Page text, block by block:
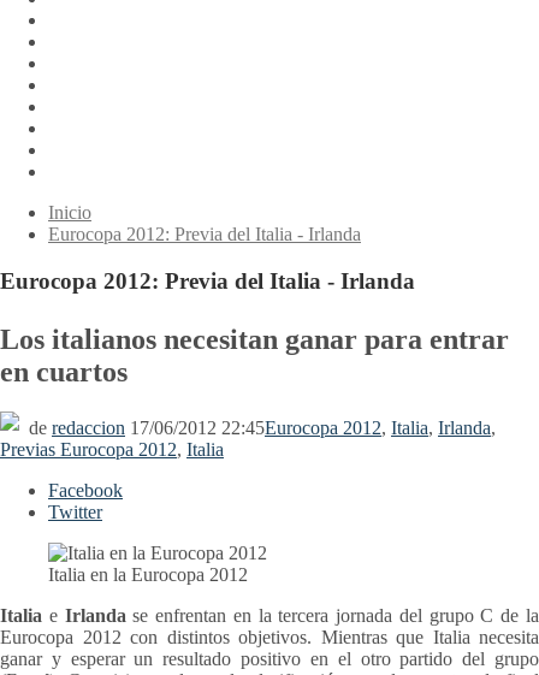
Inicio
Eurocopa 2012: Previa del Italia - Irlanda
Eurocopa 2012: Previa del Italia - Irlanda
Los italianos necesitan ganar para entrar
en cuartos
de redaccion 17/06/2012 22:45Eurocopa 2012, Italia, Irlanda,
Previas Eurocopa 2012, Italia
Facebook
Twitter
Italia en la Eurocopa 2012
Italia e Irlanda se enfrentan en la tercera jornada del grupo C de la
Eurocopa 2012 con distintos objetivos. Mientras que Italia necesita
ganar y esperar un resultado positivo en el otro partido del grupo